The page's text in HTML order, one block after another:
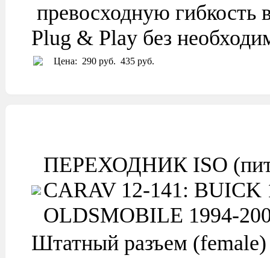
превосходную гибкость
Plug & Play без
Цена: 290 руб. 435 руб.
ПЕРЕХОДНИК ISO
CARAV 12-141: BUICK
OLDSMOBILE 1994-
Штатный разъем